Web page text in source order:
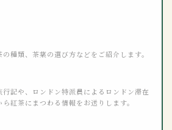
種類、茶葉の選び方などをご紹介します。
行記や、ロンドン特派員によるロンドン滞在
紅茶にまつわる情報をお送りします。